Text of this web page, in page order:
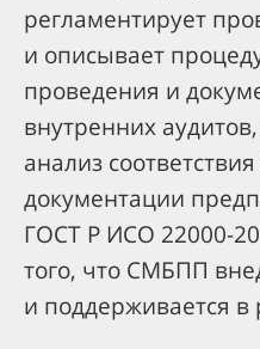
регламентирует
и описывает
проведения и
внутренних
анализ
документации
ГОСТ Р ИСО 22000-
того, что СМБПП
и поддерживается в